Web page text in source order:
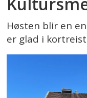
Høsten blir en
er glad i